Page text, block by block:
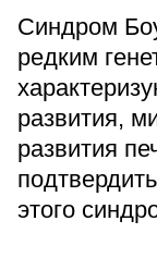
Синдром
редким
развития,
развития
этого